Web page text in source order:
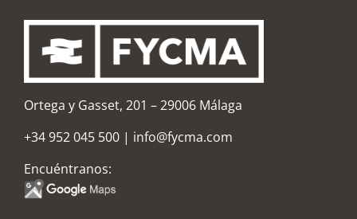
Ortega y Gasset, 201 – 29006 Málaga
+34 952 045 500 | info@fycma.com
Encuéntranos: